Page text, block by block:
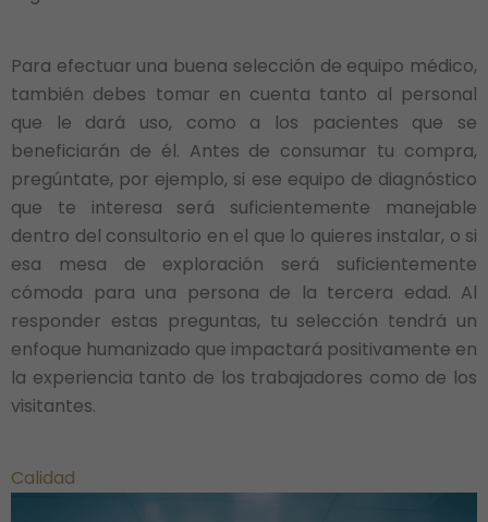
Para efectuar una buena selección de equipo médico,
también debes tomar en cuenta tanto al personal
que le dará uso, como a los pacientes que se
beneficiarán de él. Antes de consumar tu compra,
pregúntate, por ejemplo, si ese equipo de diagnóstico
que te interesa será suficientemente manejable
dentro del consultorio en el que lo quieres instalar, o si
esa mesa de exploración será suficientemente
cómoda para una persona de la tercera edad. Al
responder estas preguntas, tu selección tendrá un
enfoque humanizado que impactará positivamente en
la experiencia tanto de los trabajadores como de los
visitantes.
Calidad